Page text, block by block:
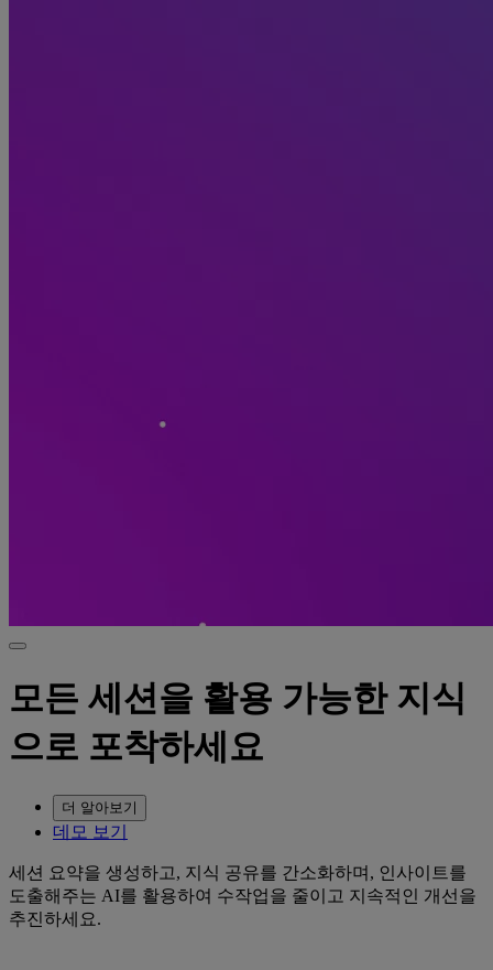
모든 세션을 활용 가능한 지식
으로 포착하세요
더 알아보기
데모 보기
세션 요약을 생성하고, 지식 공유를 간소화하며, 인사이트를
도출해주는 AI를 활용하여 수작업을 줄이고 지속적인 개선을
추진하세요.